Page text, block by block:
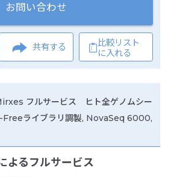
お問い合わせ
共有する
比較リスト
に入れる
フルサービス ヒト全ゲノムシー
Freeライブラリ調製, NovaSeq 6000,
るフルサービス